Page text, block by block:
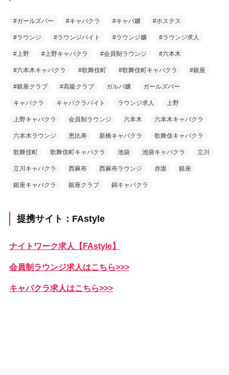
#ガールズバー #キャバクラ #キャバ嬢 #ホステス
#ラウンジ #ラウンジバイト #ラウンジ嬢 #ラウンジ求人
#上野 #上野キャバクラ #会員制ラウンジ #六本木
#六本木キャバクラ #歌舞伎町 #歌舞伎町キャバクラ #銀座
#銀座クラブ #高級クラブ ガルバ嬢 ガールズバー
キャバクラ キャバクラバイト ラウンジ求人 上野
上野キャバクラ 会員制ラウンジ 六本木 六本木キャバクラ
六本木ラウンジ 恵比寿 新橋キャバクラ 歌舞伎キャバクラ
歌舞伎町 歌舞伎町キャバクラ 池袋 池袋キャバクラ 立川
立川キャバクラ 西麻布 西麻布ラウンジ 赤坂 銀座
銀座キャバクラ 銀座クラブ 錦キャバクラ
提携サイト：FAstyle
ナイトワーク求人【FAstyle】
会員制ラウンジ求人はこちら>>>
キャバクラ求人はこちら>>>